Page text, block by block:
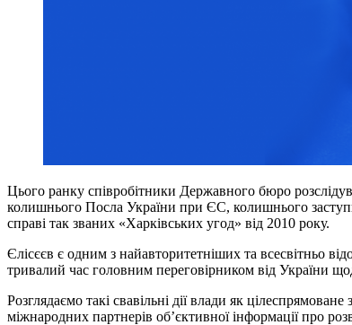
Цього ранку співробітники Державного бюро
колишнього Посла України при ЄС, колишнього
справі так званих «Харківських угод» від 2010 року.
Єлісєєв є одним з найавторитетніших та всесвітньо
тривалий час головним переговірником від України
Розглядаємо такі свавільні дії влади як
міжнародних партнерів обʼєктивної інформації про